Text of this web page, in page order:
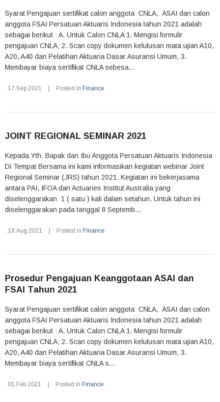
Syarat Pengajuan sertifikat calon anggota CNLA, ASAI dan calon
anggota FSAI Persatuan Aktuaris Indonesia tahun 2021 adalah
sebagai berikut : A. Untuk Calon CNLA 1. Mengisi formulir
pengajuan CNLA; 2. Scan copy dokumen kelulusan mata ujian A10,
A20, A40 dan Pelatihan Aktuaria Dasar Asuransi Umum; 3.
Membayar biaya sertifikat CNLA sebesa...
, 17.Sep.2021 Posted in Finance
JOINT REGIONAL SEMINAR 2021
Kepada Yth. Bapak dan Ibu Anggota Persatuan Aktuaris Indonesia
Di Tempat Bersama ini kami informasikan kegiatan webinar Joint
Regional Seminar (JRS) tahun 2021. Kegiatan ini bekerjasama
antara PAI, IFOA dan Actuaries Institut Australia yang
diselenggarakan 1 ( satu ) kali dalam setahun. Untuk tahun ini
diselenggarakan pada tanggal 8 Septemb...
, 18.Aug.2021 Posted in Finance
Prosedur Pengajuan Keanggotaan ASAI dan
FSAI Tahun 2021
Syarat Pengajuan sertifikat calon anggota CNLA, ASAI dan calon
anggota FSAI Persatuan Aktuaris Indonesia tahun 2021 adalah
sebagai berikut : A. Untuk Calon CNLA 1. Mengisi formulir
pengajuan CNLA; 2. Scan copy dokumen kelulusan mata ujian A10,
A20, A40 dan Pelatihan Aktuaria Dasar Asuransi Umum; 3.
Membayar biaya sertifikat CNLA s...
, 01.Feb.2021 Posted in Finance